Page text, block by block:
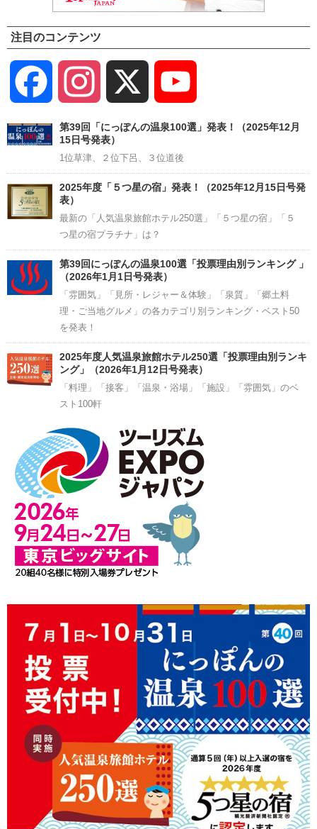
注目のコンテンツ
Facebook Instagram
Channel
第39回「にっぽんの温泉100選」発表！（2025年12月
15日号発表）
1位草津、２位下呂、３位道後
2025年度「５つ星の宿」発表！（2025年12月15日号発
表）
最新の「人気温泉旅館ホテル250選」「５つ星の宿」「５
つ星の宿プラチナ」は？
第39回にっぽんの温泉100選「投票理由別ランキング 」
（2026年1月1日号発表）
「雰囲気」「見所・レジャー＆体験」「泉質」「郷土料
理・ご当地グルメ」の各カテゴリ別ランキング・ベスト50
を発表！
2025年度人気温泉旅館ホテル250選「投票理由別ランキ
ング」（2026年1月12日号発表）
「料理」「接客」「温泉・浴場」「施設」「雰囲気」のベ
スト100軒